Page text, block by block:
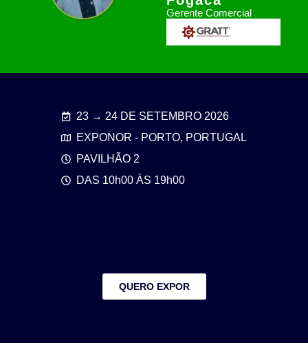
Gerente Comercial
23 → 24 DE SETEMBRO 2026
EXPONOR - PORTO, PORTUGAL
PAVILHÃO 2
DAS 10h00 ÀS 19h00
QUERO EXPOR